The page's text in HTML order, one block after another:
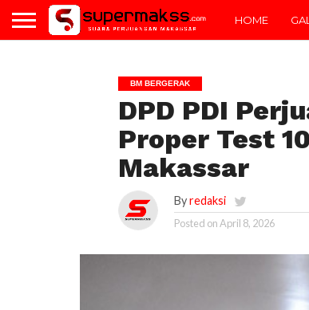
HOME
BM BERGERAK
DPD PDI
Proper Test
Makassar
Byredaksi
Posted onApril 8, 2026